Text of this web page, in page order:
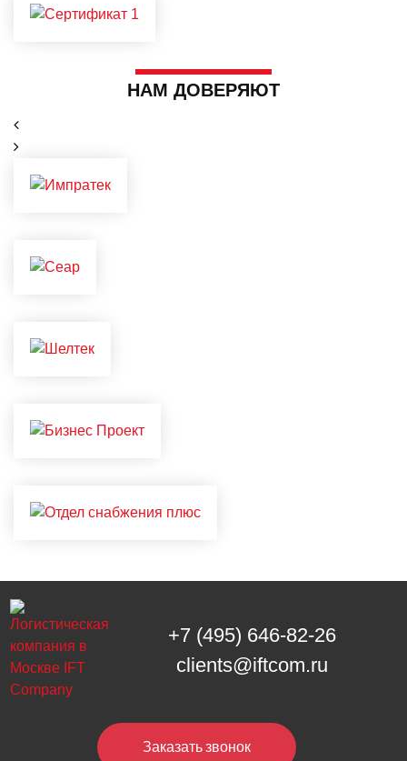
НАМ ДОВЕРЯЮТ
+7 (495) 646-82-26
clients@iftcom.ru
Заказать звонок